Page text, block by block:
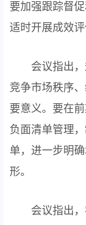
要加强跟踪督
适时开展成效
会议指出，
竞争市场秩序
要意义。要在
负面清单管理
单，进一步明
形。
会议指出，